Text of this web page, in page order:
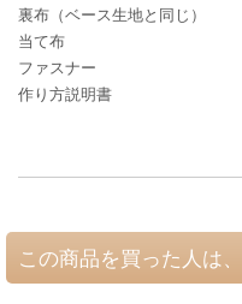
裏布（ベース生地と同じ）
当て布
ファスナー
作り方説明書
この商品を買った人は